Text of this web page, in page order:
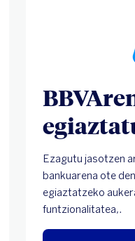
Ezagutu jasotzen
bankuarena ote
egiaztatzeko
funtzionalitatea,.